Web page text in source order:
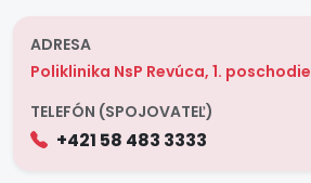
ADRESA
Poliklinika NsP Revúca, 1. poschodie
TELEFÓN (SPOJOVATEĽ)
+421 58 483 3333